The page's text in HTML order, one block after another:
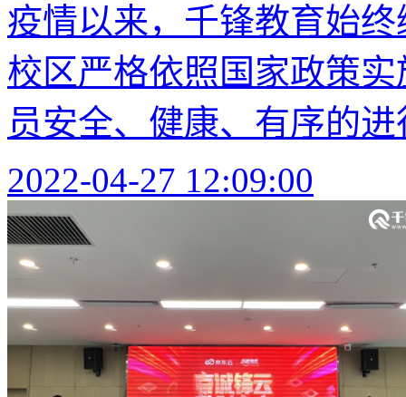
疫情以来，千锋教育始
校区严格依照国家政策
员安全、健康、有序的
2022-04-27 12:09:00